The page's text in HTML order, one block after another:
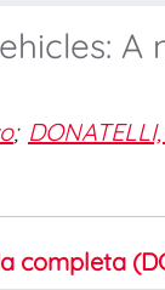
;
completa